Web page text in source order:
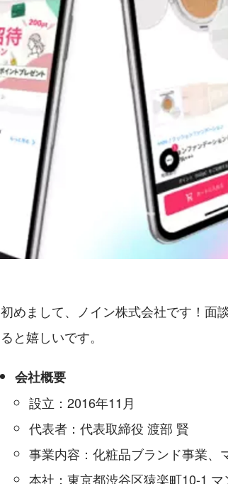
初めまして、ノイン株式会社です！面
ると嬉しいです。
会社概要
設立：2016年11月
代表者：代表取締役 渡部 賢
事業内容：化粧品ブランド事業、
本社：東京都渋谷区猿楽町10-1